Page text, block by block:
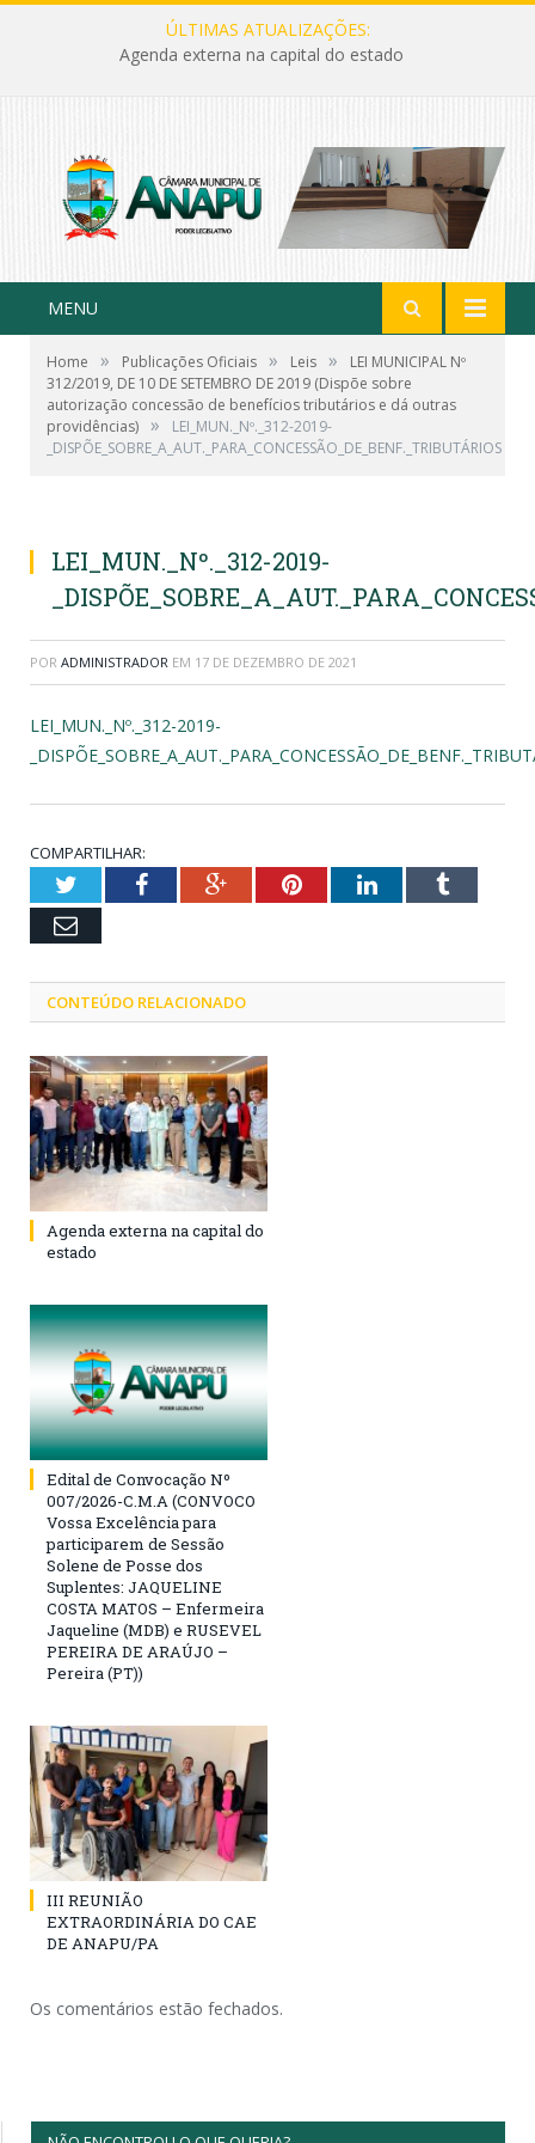
ÚLTIMAS ATUALIZAÇÕES:
Agenda externa na capital do estado
MENU
Home » Publicações Oficiais » Leis »
LEI MUNICIPAL Nº
312/2019, DE 10 DE SETEMBRO DE 2019 (Dispõe sobre
autorização concessão de benefícios tributários e dá outras
providências) »
LEI_MUN._Nº._312-2019-
_DISPÕE_SOBRE_A_AUT._PARA_CONCESSÃO_DE_BENF._TRIBUTÁRIOS
LEI_MUN._Nº._312-2019-
POR ADMINISTRADOR EM 17 DE DEZEMBRO DE 2021
LEI_MUN._Nº._312-2019-
COMPARTILHAR:
TwitterFacebookGoogle+PinterestLinkedInTumblr
Email
CONTEÚDO RELACIONADO
Agenda externa na capital do
estado
Edital de Convocação Nº
007/2026-C.M.A (CONVOCO
Vossa Excelência para
participarem de Sessão
Solene de Posse dos
Suplentes: JAQUELINE
COSTA MATOS – Enfermeira
Jaqueline (MDB) e RUSEVEL
PEREIRA DE ARAÚJO –
Pereira (PT))
III REUNIÃO
EXTRAORDINÁRIA DO CAE
DE ANAPU/PA
Os comentários estão fechados.